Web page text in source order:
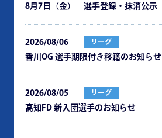
8月7日（金） 選手登録・抹消公示
2026/08/06 リーグ
⾹川OG 選⼿期限付き移籍のお知らせ
2026/08/05 リーグ
⾼知FD 新⼊団選⼿のお知らせ